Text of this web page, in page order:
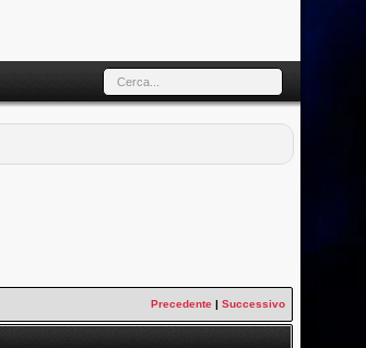
Precedente |Successivo